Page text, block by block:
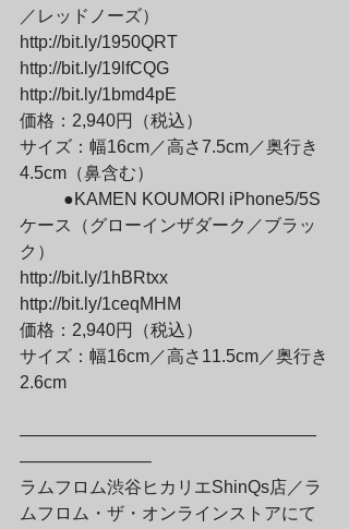
／レッドノーズ）
http://bit.ly/1950QRT
http://bit.ly/19lfCQG
http://bit.ly/1bmd4pE
価格：2,940円（税込）
サイズ：幅16cm／高さ7.5cm／奥行き
4.5cm（鼻含む）
ケース（グローインザダーク／ブラッ
ク）
http://bit.ly/1hBRtxx
http://bit.ly/1ceqMHM
価格：2,940円（税込）
サイズ：幅16cm／高さ11.5cm／奥行き
2.6cm
—————————————————
———————–
ラムフロム渋谷ヒカリエShinQs店／ラ
ムフロム・ザ・オンラインストアにて